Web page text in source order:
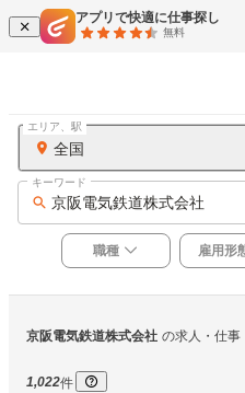
アプリで快適に仕事探し
無料
全国
エリア、駅
京阪電気鉄道株式会社
キーワード
職種 雇用形
京阪電気鉄道株式会社 の求人・仕事
1,022件